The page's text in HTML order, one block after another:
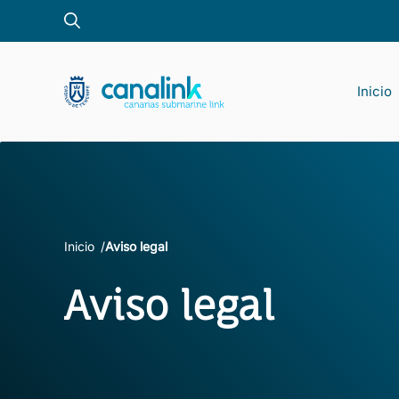
Inicio
Inicio Aviso legal
Aviso legal